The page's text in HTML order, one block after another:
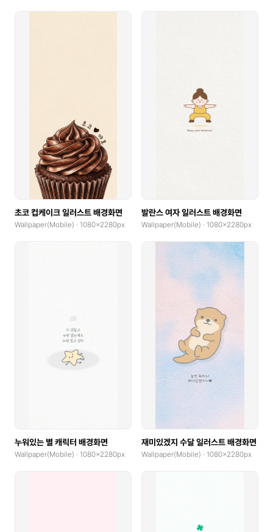
초코 컵케이크 일러스트 배경화면
Wallpaper(Mobile) · 1080x2280px
발란스 여자 일러스트 배경화면
Wallpaper(Mobile) · 1080x2280px
누워있는 별 캐릭터 배경화면
Wallpaper(Mobile) · 1080x2280px
재미있겠지 수달 일러스트 배경화면
Wallpaper(Mobile) · 1080x2280px